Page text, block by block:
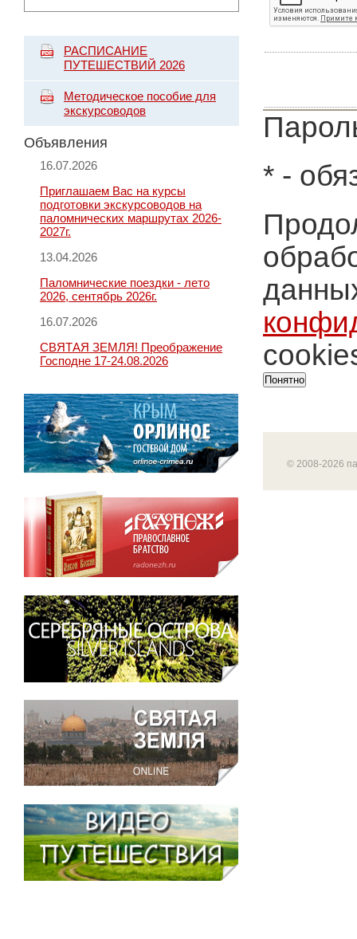
РАСПИСАНИЕ
ПУТЕШЕСТВИЙ 2026
Методическое пособие для
экскурсоводов
Объявления
16.07.2026
Приглашаем Вас на курсы
подготовки экскурсоводов на
паломнических маршрутах 2026-
2027г.
13.04.2026
Паломнические поездки - лето
2026, сентябрь 2026г.
16.07.2026
СВЯТАЯ ЗЕМЛЯ! Преображение
Господне 17-24.08.2026
* -
Понятно
© 2008-2026